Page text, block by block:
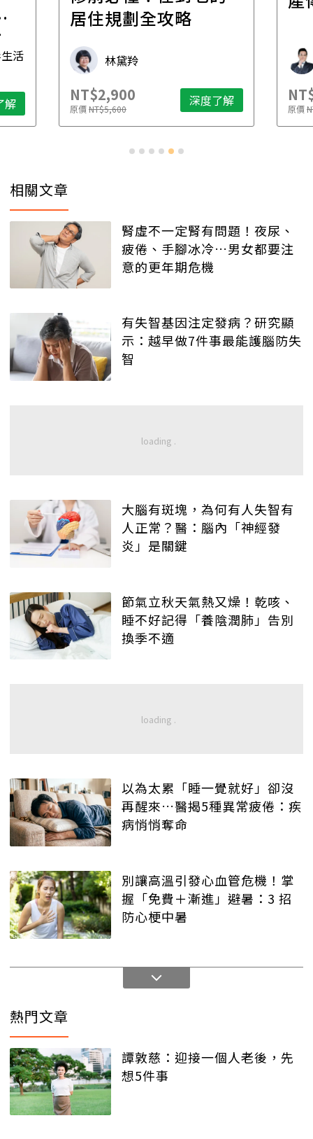
活
解
居住規劃全攻略
林黛羚
NT$2,900
原價NT$5,600 深度了解 原價
相關文章
腎虛不一定腎有問題！夜尿、
疲倦、手腳冰冷…男女都要注
意的更年期危機
有失智基因注定發病？研究顯
示：越早做7件事最能護腦防失
智
大腦有斑塊，為何有人失智有
人正常？醫：腦內「神經發
炎」是關鍵
節氣立秋天氣熱又燥！乾咳、
睡不好記得「養陰潤肺」告別
換季不適
以為太累「睡一覺就好」卻沒
再醒來…醫揭5種異常疲倦：疾
病悄悄奪命
別讓高溫引發心血管危機！掌
握「免費＋漸進」避暑：3 招
防心梗中暑
熱門文章
譚敦慈：迎接一個人老後，先
想5件事